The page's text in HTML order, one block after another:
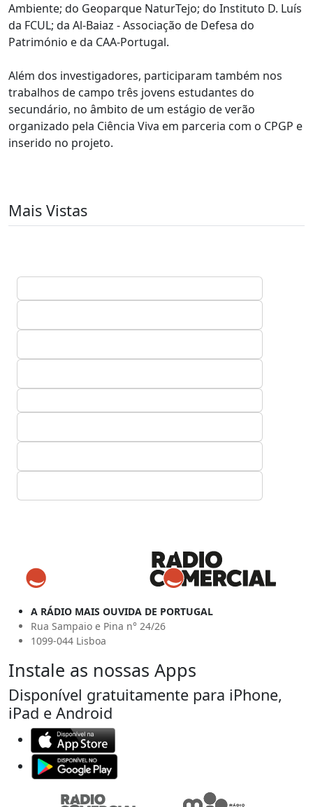
Ambiente; do Geoparque NaturTejo; do Instituto D. Luís
da FCUL; da Al-Baiaz - Associação de Defesa do
Património e da CAA-Portugal.
Além dos investigadores, participaram também nos
trabalhos de campo três jovens estudantes do
secundário, no âmbito de um estágio de verão
organizado pela Ciência Viva em parceria com o CPGP e
inserido no projeto.
Mais Vistas
A RÁDIO MAIS OUVIDA DE PORTUGAL
Rua Sampaio e Pina n° 24/26
1099-044 Lisboa
Instale as nossas Apps
Disponível gratuitamente para iPhone,
iPad e Android